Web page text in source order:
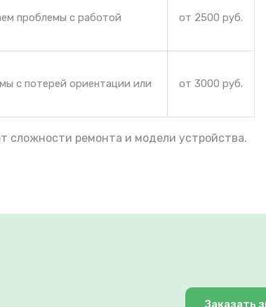
проблемы с работой
от 2500 руб.
с потерей ориентации или
от 3000 руб.
сложности ремонта и модели устройства.
Заказать